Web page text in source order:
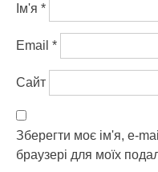
Ім'я *
Email *
Сайт
Зберегти моє ім'я, e-
браузері для моїх